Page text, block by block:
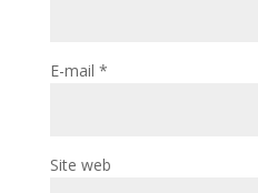
E-mail *
Site web